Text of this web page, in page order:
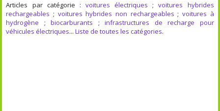
Articles par catégorie : voitures électriques ;voitures hybrides
rechargeables ; voitures hybrides non rechargeables ; voitures à
hydrogène ;biocarburants ;infrastructures de recharge pour
véhicules électriques...Liste de toutes les catégories.